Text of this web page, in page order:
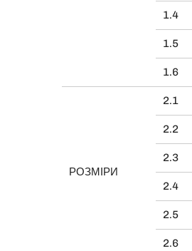
1.4
1.5
1.6
РОЗМІРИ
2.1
2.2
2.3
2.4
2.5
2.6